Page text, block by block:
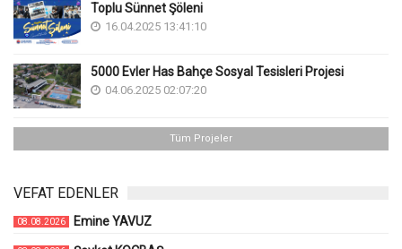
Toplu Sünnet Şöleni
16.04.2025 13:41:10
5000 Evler Has Bahçe Sosyal Tesisleri Projesi
04.06.2025 02:07:20
Tüm Projeler
VEFAT EDENLER
08.08.2026 Emine YAVUZ